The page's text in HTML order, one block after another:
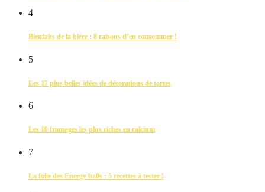
4
Bienfaits de la bière : 8 raisons d’en consommer !
5
Les 17 plus belles idées de décorations de tartes
6
Les 10 fromages les plus riches en calcium
7
La folie des Energy balls : 5 recettes à tester !